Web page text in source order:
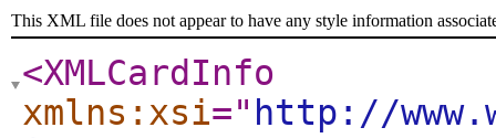
This XML file does not appear to have any style information
<XMLCardInfo
xmlns:xsi=" http://